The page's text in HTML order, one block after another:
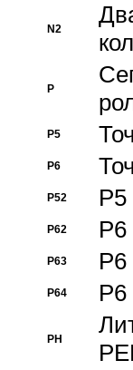
N2
P
P5
P6
P52
P62
P63
P64
PH